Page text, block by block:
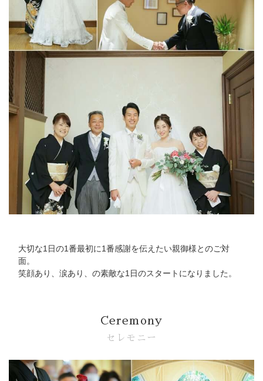
ギャラリー
アクセス
紹介キャンペーン
採用情報
Bridal Fair
follow us
Facebook Wedding Youtube
大切な1日の1番最初に1番感謝を伝えたい親御様とのご対
面。
笑顔あり、涙あり、の素敵な1日のスタートになりました。
Ceremony
セレモニー